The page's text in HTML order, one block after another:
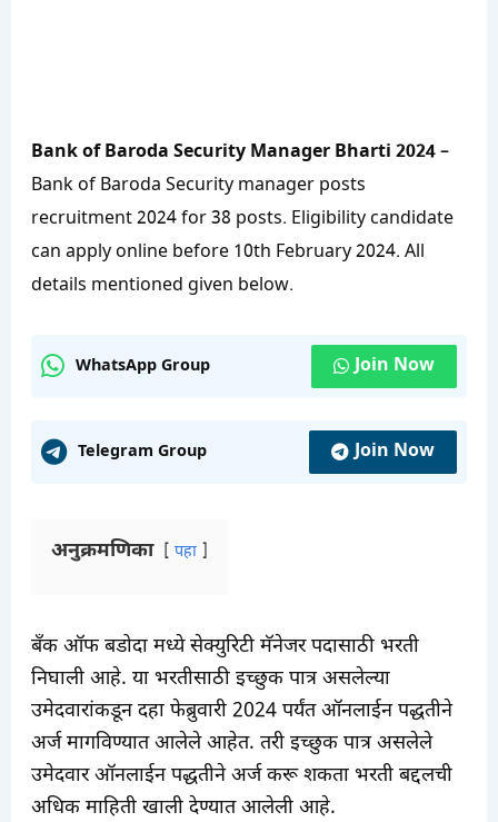
Bank of Baroda Security Manager Bharti 2024–
Bank of Baroda Security manager posts
recruitment 2024 for 38 posts. Eligibility candidate
can apply online before 10th February 2024. All
details mentioned given below.
WhatsApp Group Join Now
Telegram Group Join Now
अनुक्रमणिका पहा
बँक ऑफ बडोदा मध्ये सेक्युरिटी मॅनेजर पदासाठी भरती
निघाली आहे. या भरतीसाठी इच्छुक पात्र असलेल्या
उमेदवारांकडून दहा फेब्रुवारी 2024 पर्यंत ऑनलाईन पद्धतीने
अर्ज मागविण्यात आलेले आहेत. तरी इच्छुक पात्र असलेले
उमेदवार ऑनलाईन पद्धतीने अर्ज करू शकता भरती बद्दलची
अधिक माहिती खाली देण्यात आलेली आहे.